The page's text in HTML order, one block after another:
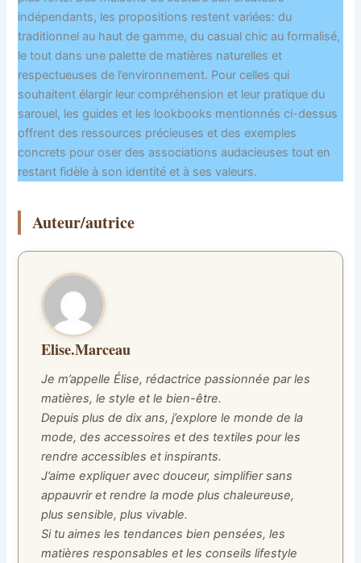
indépendants, les propositions restent variées: du
traditionnel au haut de gamme, du casual chic au formalisé,
le tout dans une palette de matières naturelles et
respectueuses de l’environnement. Pour celles qui
souhaitent élargir leur compréhension et leur pratique du
sarouel, les guides et les lookbooks mentionnés ci-dessus
offrent des ressources précieuses et des exemples
concrets pour oser des associations audacieuses tout en
restant fidèle à son identité et à ses valeurs.
Auteur/autrice
Elise.Marceau
Je m’appelle Élise, rédactrice passionnée par les
matières, le style et le bien-être.
Depuis plus de dix ans, j’explore le monde de la
mode, des accessoires et des textiles pour les
rendre accessibles et inspirants.
J’aime expliquer avec douceur, simplifier sans
appauvrir et rendre la mode plus chaleureuse,
plus sensible, plus vivable.
Si tu aimes les tendances bien pensées, les
matières responsables et les conseils lifestyle